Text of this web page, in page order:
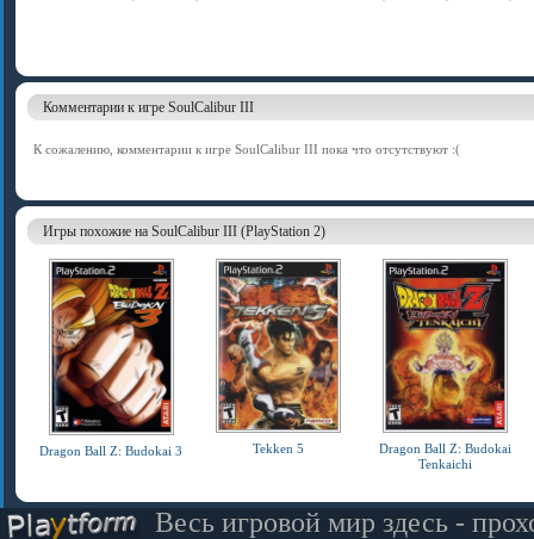
Комментарии к игре SoulCalibur III
К сожалению, комментарии к игре SoulCalibur III пока что отсутствуют :(
Игры похожие на SoulCalibur III (PlayStation 2)
Dragon Ball Z: Budokai 3 Tekken 5
Dragon Ball Z: Budokai
Tenkaichi
Весь игровой мир здесь -